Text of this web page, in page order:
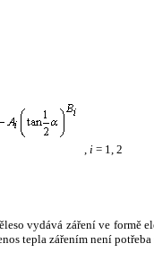
, i = 1, 2
vydává záření ve
tepla zářením není